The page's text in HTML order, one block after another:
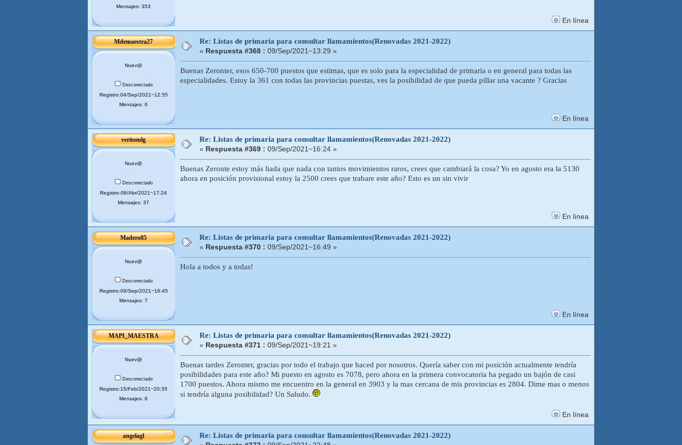
Mensajes: 353
En línea
Mdemaestra27
Nuev@
Desconectado
Registro:04/Sep/2021~12:55
Mensajes: 6
Re: Listas de primaria para consultar llamamientos(Renovadas 2021-2022)
« Respuesta #368 : 09/Sep/2021~13:29 »
Buenas Zeronter, esos 650-700 puestos que estimas, que es solo para la especialidad de primaria o en general para todas las
especialidades. Estoy la 361 con todas las provincias puestas, ves la posibilidad de que pueda pillar una vacante ? Gracias
En línea
veritomlg
Nuev@
Desconectado
Registro:08/Abr/2021~17:24
Mensajes: 37
Re: Listas de primaria para consultar llamamientos(Renovadas 2021-2022)
« Respuesta #369 : 09/Sep/2021~16:24 »
Buenas Zeronte estoy más liada que nada con tantos movimientos raros, crees que cambiará la cosa? Yo en agosto era la 5130
ahora en posición provisional estoy la 2500 crees que trabare este año? Esto es un sin vivir
En línea
Madero85
Nuev@
Desconectado
Registro:09/Sep/2021~16:45
Mensajes: 7
Re: Listas de primaria para consultar llamamientos(Renovadas 2021-2022)
« Respuesta #370 : 09/Sep/2021~16:49 »
Hola a todos y a todas!
En línea
MAPI_MAESTRA
Nuev@
Desconectado
Registro:15/Feb/2021~20:35
Mensajes: 6
Re: Listas de primaria para consultar llamamientos(Renovadas 2021-2022)
« Respuesta #371 : 09/Sep/2021~19:21 »
Buenas tardes Zeronter, gracias por todo el trabajo que haced por nosotros. Quería saber con mi posición actualmente tendría
posibilidades para este año? Mi puesto en agosto es 7078, pero ahora en la primera convocatoria ha pegado un bajón de casi
1700 puestos. Ahora mismo me encuentro en la general en 3903 y la mas cercana de mis provincias es 2804. Dime mas o menos
si tendría alguna posibilidad? Un Saludo.
En línea
angelagl Re: Listas de primaria para consultar llamamientos(Renovadas 2021-2022)